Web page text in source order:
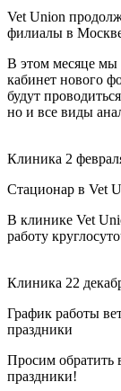
Vet Union
филиалы в
В этом месяце мы
кабинет нового
будут
но и все виды
Клиника 2
Стационар в Vet
В клинике Vet
работу
Клиника 22
График работы
праздники
Просим обратить
праздники!